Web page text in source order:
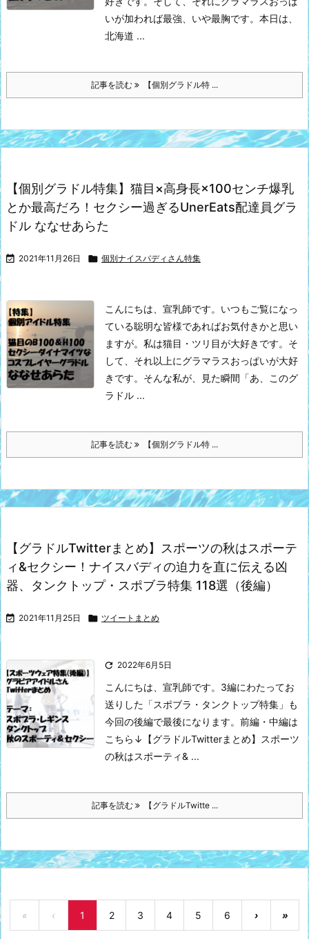
いが加われば最強、いや最胸です。 本日は、
北海道 ...
記事を読む 【個別グラドル特 ...
【個別グラドル特集】猫目×高身長×100センチ爆乳
とか最高だろ！セクシー過ぎるUnerEats配達員グラ
ドル ななせあらた
 2021年11月26日  個別ナイスバディさん特集
こんにちは、宣乳師です。 いつもご覧になっ
ている聡明な皆様であればお気付きかと思い
ますが。私は猫目・ツリ目が大好きです。そ
して、それ以上にグラマラスおっぱいが大好
きです。 そんな私が、見た瞬間「あ、このグ
ラドル ...
記事を読む 【個別グラドル特 ...
【グラドルTwitterまとめ】スポーツの秋はスポーテ
ィ&セクシー！ナイスバディの迫力を直に伝える凶
器、タンクトップ・スポブラ特集 118選（後編）
 2021年11月25日  ツイートまとめ
 2022年6月5日
こんにちは、宣乳師です。 3編にわたってお
送りした「スポブラ・タンクトップ特集」も
今回の後編で最後になります。 前編・中編は
こちら↓
【グラドルTwitterまとめ】スポーツ
の秋はスポーティ& ...
記事を読む 【グラドルTwitte ...
« ‹ 1 2 3 4 5 6 › »